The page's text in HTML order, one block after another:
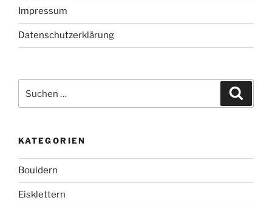
Impressum
Datenschutzerklärung
nach:
KATEGORIEN
Bouldern
Eisklettern